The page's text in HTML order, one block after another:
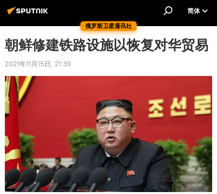
俄罗斯卫星通讯社
简体
朝鲜修建铁路设施以恢复对华贸易
2021年11月15日, 21:39